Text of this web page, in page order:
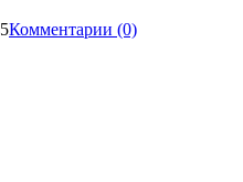
Комментарии (0)